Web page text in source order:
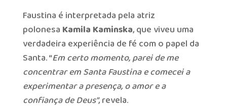
Faustina é interpretada pela atriz
polonesa Kamila Kaminska, que viveu uma
verdadeira experiência de fé com o papel da
Santa. “Em certo momento, parei de me
concentrar em Santa Faustina e comecei a
experimentar a presença, o amor e a
confiança de Deus”, revela.